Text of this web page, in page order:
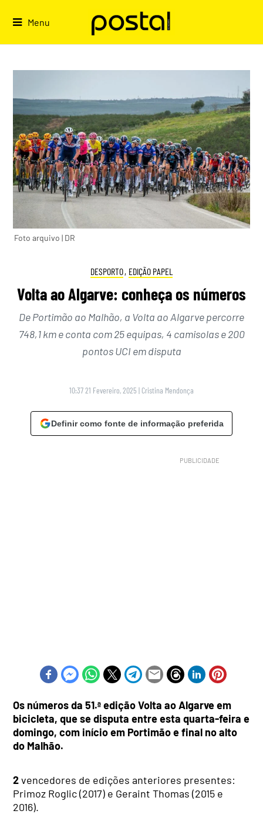
Menu
Foto arquivo | DR
DESPORTO, EDIÇÃO PAPEL
Volta ao Algarve: conheça os números
De Portimão ao Malhão, a Volta ao Algarve percorre
748,1 km e conta com 25 equipas, 4 camisolas e 200
pontos UCI em disputa
10:37 21 Fevereiro, 2025 | Cristina Mendonça
Definir como fonte de informação preferida
Os números da 51.ª edição Volta ao Algarve em
bicicleta, que se disputa entre esta quarta-feira e
domingo, com início em Portimão e final no alto
do Malhão.
2vencedores de edições anteriores presentes:
Primoz Roglic (2017) e Geraint Thomas (2015 e
2016).